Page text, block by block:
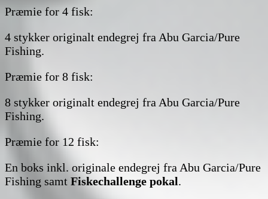
Præmie for 4 fisk:
4 stykker originalt endegrej fra Abu Garcia/Pure
Fishing.
Præmie for 8 fisk:
8 stykker originalt endegrej fra Abu Garcia/Pure
Fishing.
Præmie for 12 fisk:
En boks inkl. originale endegrej fra Abu Garcia/Pure
Fishing samt Fiskechallenge pokal.